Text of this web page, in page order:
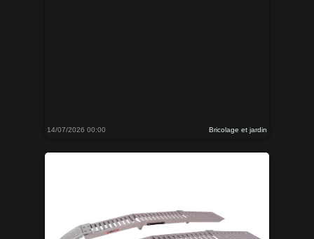
14/07/2026 00:00 Bricolage et jardin